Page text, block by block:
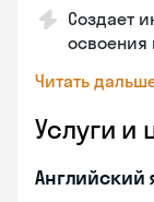
Создает
освоения
Читать
Услуги и
Английский